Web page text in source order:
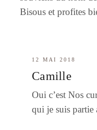
Bisous et profites
12 MAI 2018
Camille
Oui c’est Nos
qui je suis